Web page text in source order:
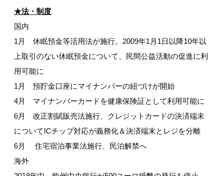
★法・制度
国内
1月 休眠預金等活用法が施行。2009年1月1日以降10年以
上取引のない休眠預金について、民間公益活動の促進に利
用可能に
1月 預貯金口座にマイナンバーの紐づけが開始
4月 マイナンバーカードを健康保険証として利用可能に
6月 改正割賦販売法施行、クレジットカードの決済端末
についてICチップ対応が義務化＆決済端末とレジを分離
6月 住宅宿泊事業法施行、民泊解禁へ
海外